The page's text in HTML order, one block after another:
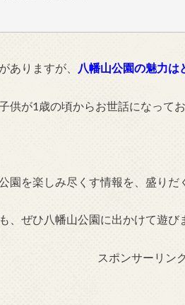
ありますが、 八幡山公園の魅力は
供が1歳の頃からお世話になってお
園を楽しみ尽くす情報を、盛りだ
、ぜひ八幡山公園に出かけて遊び
スポンサーリン